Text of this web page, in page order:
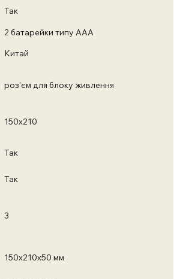
Так
2 батарейки типу ААА
Китай
роз'єм для блоку живлення
150х210
Так
Так
3
150х210х50 мм